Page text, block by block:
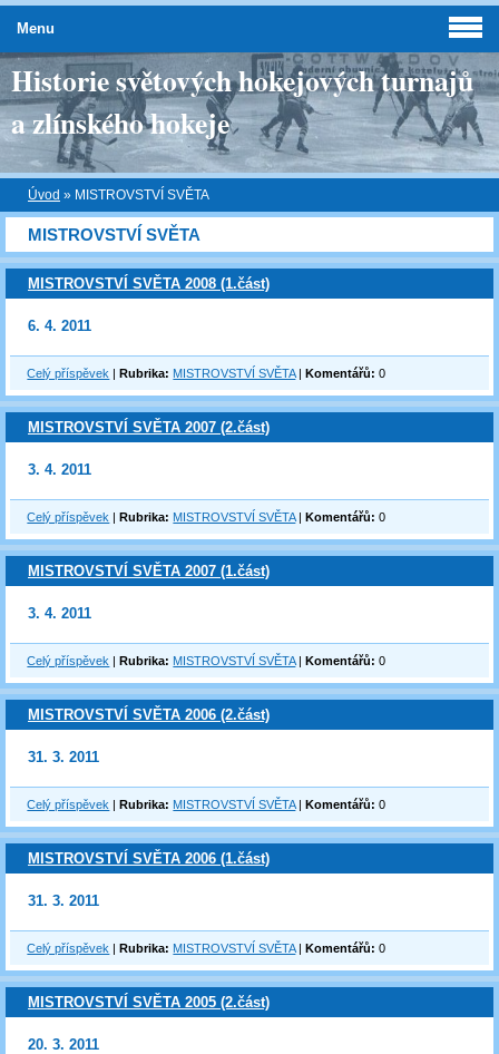
Historie světových hokejových turnajů
a zlínského hokeje
Úvod » MISTROVSTVÍ SVĚTA
MISTROVSTVÍ SVĚTA
MISTROVSTVÍ SVĚTA 2008 (1.část)
6. 4. 2011
Celý příspěvek |Rubrika: MISTROVSTVÍ SVĚTA |Komentářů: 0
MISTROVSTVÍ SVĚTA 2007 (2.část)
3. 4. 2011
Celý příspěvek |Rubrika: MISTROVSTVÍ SVĚTA |Komentářů: 0
MISTROVSTVÍ SVĚTA 2007 (1.část)
3. 4. 2011
Celý příspěvek |Rubrika: MISTROVSTVÍ SVĚTA |Komentářů: 0
MISTROVSTVÍ SVĚTA 2006 (2.část)
31. 3. 2011
Celý příspěvek |Rubrika: MISTROVSTVÍ SVĚTA |Komentářů: 0
MISTROVSTVÍ SVĚTA 2006 (1.část)
31. 3. 2011
Celý příspěvek |Rubrika: MISTROVSTVÍ SVĚTA |Komentářů: 0
MISTROVSTVÍ SVĚTA 2005 (2.část)
20. 3. 2011
Menu